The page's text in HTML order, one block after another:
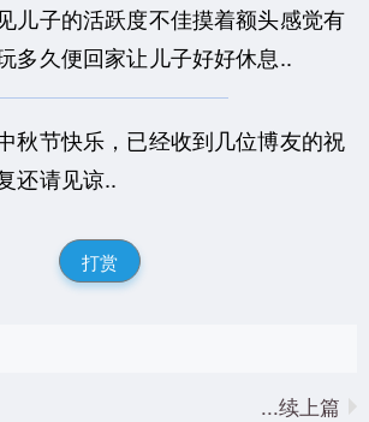
儿子的活跃度不佳摸着额头感觉有
多久便回家让儿子好好休息..
节快乐，已经收到几位博友的祝
还请见谅..
打赏
续上篇...